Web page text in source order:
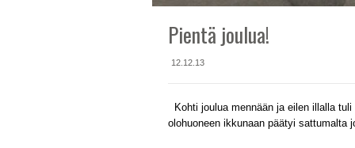
Pientä joulua!
12.12.13
Kohti joulua mennään ja eilen illalla
olohuoneen ikkunaan päätyi